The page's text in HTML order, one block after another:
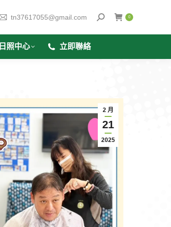
tn37617055@gmail.com 0
日照中心 立即聯絡
2 月
21
2025